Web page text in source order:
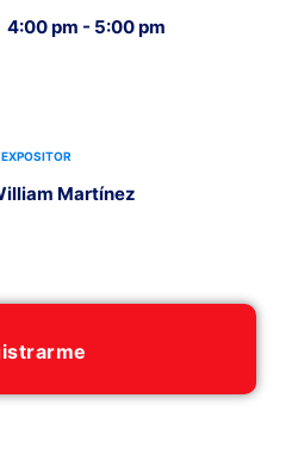
4:00 pm - 5:00 pm
EXPOSITOR
Martínez